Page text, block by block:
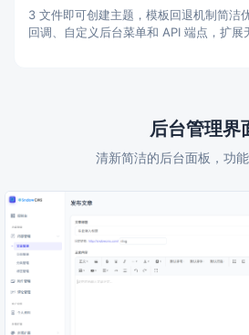
3 文件即可创建主题，模板回退机制简洁
回调、自定义后台菜单和 API 端点，扩展
后台管理界
清新简洁的后台面板，功能